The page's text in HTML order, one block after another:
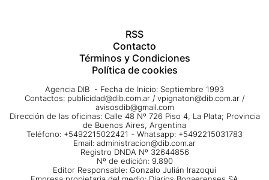
RSS
Contacto
Términos y Condiciones
Política de cookies
Agencia DIB - Fecha de Inicio: Septiembre 1993
Contactos: publicidad@dib.com.ar / vpignaton@dib.com.ar /
avisosdib@gmail.com
Dirección de las oficinas: Calle 48 Nº 726 Piso 4, La Plata; Provincia
de Buenos Aires, Argentina
Teléfono: +5492215022421 - Whatsapp: +5492215031783
Email: administracion@dib.com.ar
Registro DNDA Nº 32644856
Nº de edición: 9.890
Editor Responsable: Gonzalo Julián Irazoqui